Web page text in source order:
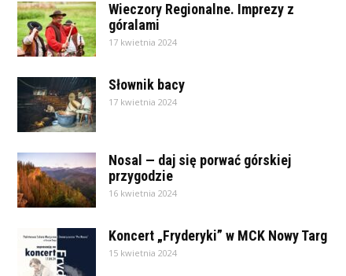
Wieczory Regionalne. Imprezy z
góralami
17 kwietnia 2024
Słownik bacy
17 kwietnia 2024
Nosal — daj się porwać górskiej
przygodzie
16 kwietnia 2024
Koncert „Fryderyki” w MCK Nowy Targ
15 kwietnia 2024